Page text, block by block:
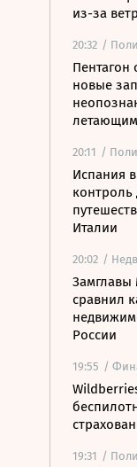
из-за
20:32 /
Пентагон
новые
20:11 /
Испания
контроль
Италии
20:02 /
Замглавы
сравнил
России
19:55 /
19:31 /